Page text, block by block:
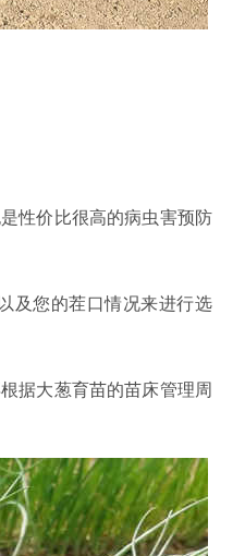
性价比很高的病虫害预防
及您的茬口情况来进行选
据大葱育苗的苗床管理周